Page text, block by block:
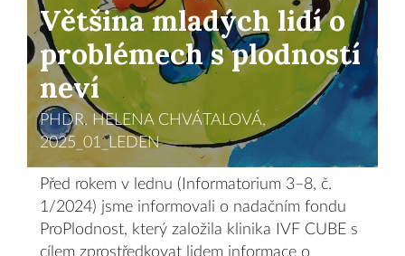
Většina mladých lidí o
problémech s plodností
neví
PHDR. HELENA CHVÁTALOVÁ,
2025_01_LEDEN
Před rokem v lednu (Informatorium 3–8, č.
1/2024) jsme informovali o nadačním fondu
ProPlodnost, který založila klinika IVF CUBE s
cílem zprostředkovat lidem informace o